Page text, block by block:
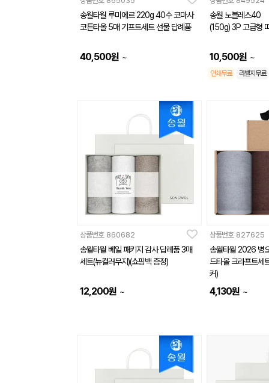
송월타월 루미에르 220g 40수 코마사
코튼타올 5매 기프트세트 선물 답례품
40,500원 ~
송월 노블레스40
(150g) 3P 고급형
10,500원 ~
인쇄무료 라벨지무료
상품번호 860682
송월타월 베일 패키지 감사 답례품 3매
세트(뉴컬러무지)(쇼핑백 증정)
12,200원 ~
상품번호 827625
송월타월 2026 병
드타올 크라프트세
커)
4,130원 ~